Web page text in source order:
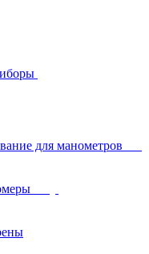
для манометров